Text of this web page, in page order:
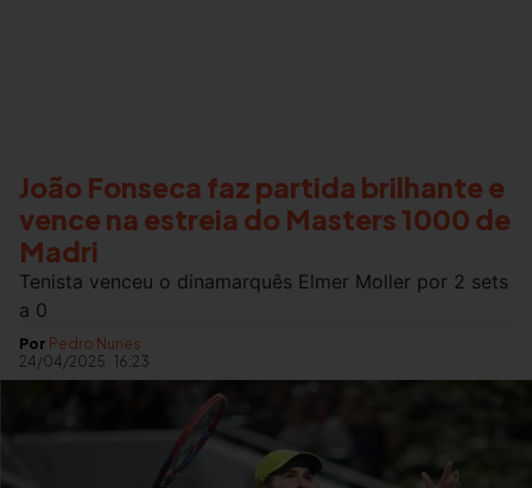
João Fonseca faz partida brilhante e
vence na estreia do Masters 1000 de
Madri
Tenista venceu o dinamarquês Elmer Moller por 2 sets
a 0
Por Pedro Nunes
24/04/2025 · 16:23